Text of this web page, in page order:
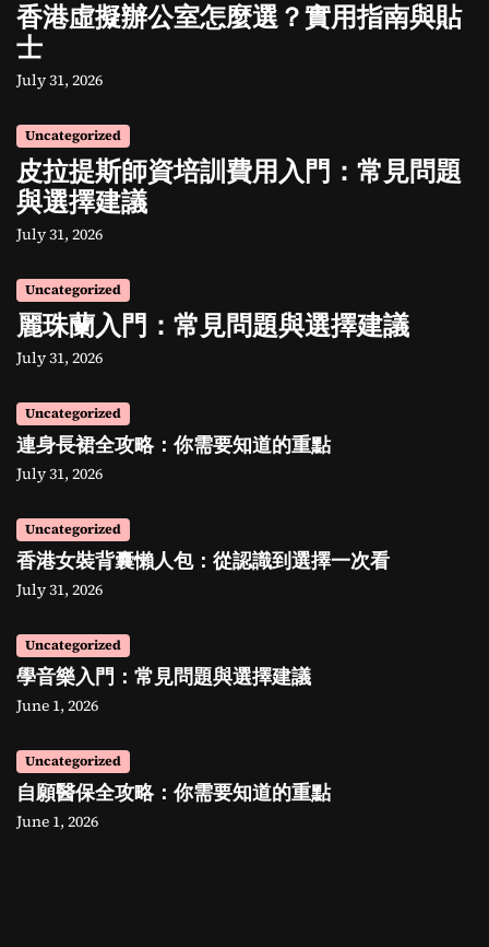
香港虛擬辦公室怎麼選？實用指南與貼
士
July 31, 2026
Uncategorized
皮拉提斯師資培訓費用入門：常見問題
與選擇建議
July 31, 2026
Uncategorized
麗珠蘭入門：常見問題與選擇建議
July 31, 2026
Uncategorized
連身長裙全攻略：你需要知道的重點
July 31, 2026
Uncategorized
香港女裝背囊懶人包：從認識到選擇一次看
July 31, 2026
Uncategorized
學音樂入門：常見問題與選擇建議
June 1, 2026
Uncategorized
自願醫保全攻略：你需要知道的重點
June 1, 2026